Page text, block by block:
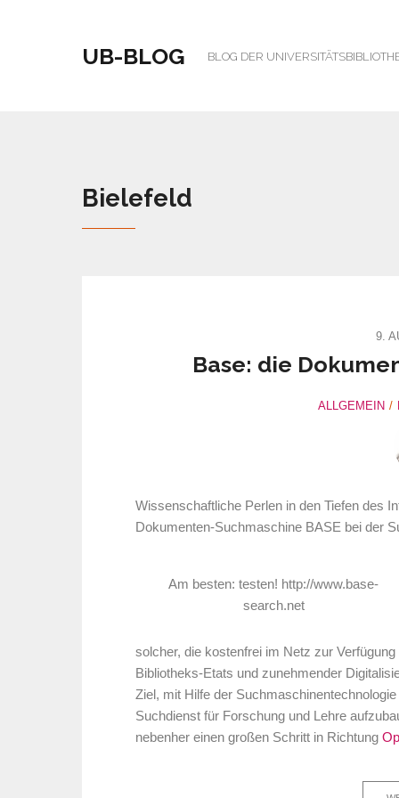
UB-BLOG BLOG DER
Bielefeld
9.
Base: die
ALLGEMEIN
Wissenschaftliche Perlen in den Tiefen des
Dokumenten-Suchmaschine BASE bei der
Am besten: testen! http://www.base-
search.net
solcher, die kostenfrei im Netz zur
Bibliotheks-Etats und zunehmender
Ziel, mit Hilfe der
Suchdienst für Forschung und Lehre
nebenher einen großen Schritt in Richtung